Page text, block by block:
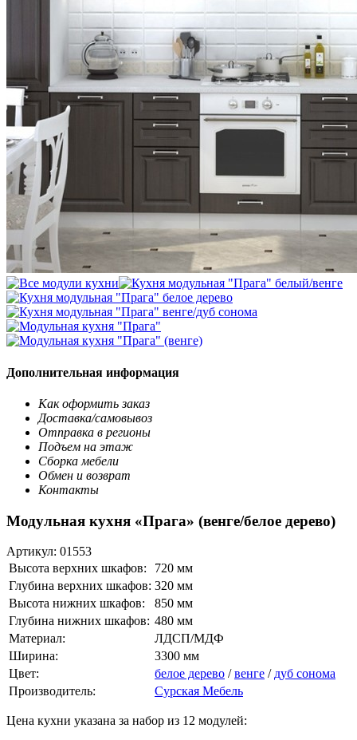
Дополнительная информация
Как оформить заказ
Доставка/самовывоз
Отправка в регионы
Подъем на этаж
Сборка мебели
Обмен и возврат
Контакты
Модульная кухня «Прага» (венге/белое дерево)
Артикул: 01553
Высота верхних шкафов:
720 мм
Глубина верхних шкафов: 320 мм
Высота нижних шкафов:
850 мм
Глубина нижних шкафов: 480 мм
Материал:
ЛДСП/МДФ
Ширина:
3300 мм
Цвет:
белое дерево /венге / дуб сонома
Производитель:
Сурская Мебель
Цена кухни указана за набор из 12 модулей: